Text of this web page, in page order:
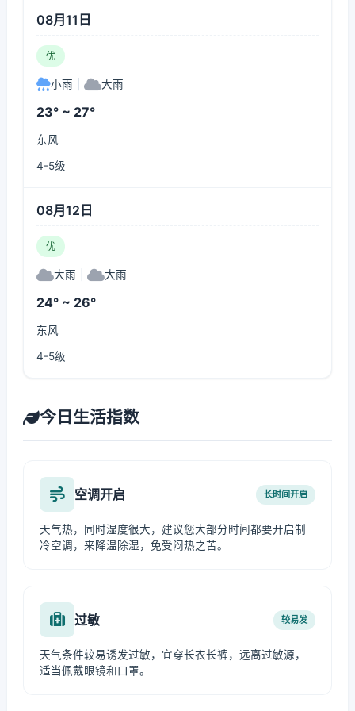
08月11日
优
小雨 大雨
23° ~ 27°
东风
4-5级
08月12日
优
大雨 大雨
24° ~ 26°
东风
4-5级
今日生活指数
空调开启 长时间开启
天气热，同时湿度很大，建议您大部分时间都要开启制
冷空调，来降温除湿，免受闷热之苦。
过敏 较易发
天气条件较易诱发过敏，宜穿长衣长裤，远离过敏源，
适当佩戴眼镜和口罩。